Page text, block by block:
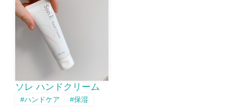
ソレ ハンドクリーム
#ハンドケア
#保湿